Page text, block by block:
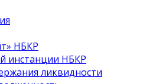
НБКР
инстанции НБКР
ликвидности